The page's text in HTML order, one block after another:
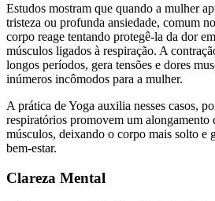
Estudos mostram que quando a mulher
tristeza ou profunda ansiedade, comum
corpo reage tentando protegê-la da dor
músculos ligados à respiração. A
longos períodos, gera tensões e dores
inúmeros incômodos para a mulher.
A prática de Yoga auxilia nesses casos,
respiratórios promovem um alongamento
músculos, deixando o corpo mais solto e
bem-estar.
Clareza Mental